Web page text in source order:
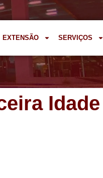
EXTENSÃO SERVIÇOS
Idade